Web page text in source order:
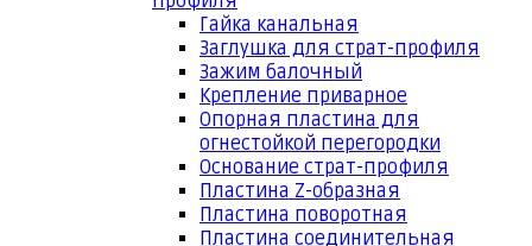
Гайка канальная
Заглушка для страт-профиля
Зажим балочный
Крепление приварное
Опорная пластина для
огнестойкой перегородки
Основание страт-профиля
Пластина Z-образная
Пластина поворотная
Пластина соединительная